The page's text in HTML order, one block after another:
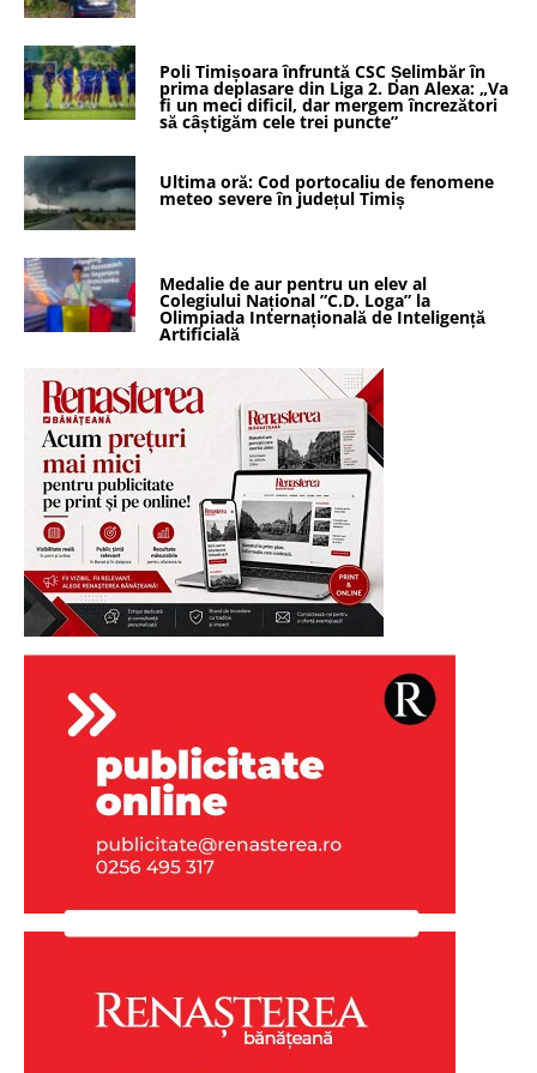
Poli Timișoara înfruntă CSC Șelimbăr în
prima deplasare din Liga 2. Dan Alexa: „Va
fi un meci dificil, dar mergem încrezători
să câștigăm cele trei puncte”
Ultima oră: Cod portocaliu de fenomene
meteo severe în județul Timiș
Medalie de aur pentru un elev al
Colegiului Național ”C.D. Loga” la
Olimpiada Internațională de Inteligență
Artificială